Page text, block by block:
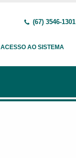
(67) 3546-1301
ACESSO AO SISTEMA